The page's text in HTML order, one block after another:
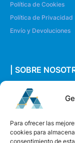
Para ofrecer las
cookies para
consentimiento de
Política de Cookies
Política de Privacidad
Envío y Devoluciones
| SOBRE
Quiénes somos
Envíanos un mensaje